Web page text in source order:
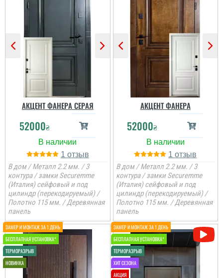
Стільки передивились
варіантів вуличних
дверей різних
виробників і саме цей
виробник нам зайшов
більше по ціні та якості,
отримували товар новою
поштою. все приїхало
вчано та ціле. Двері ну
просто тов...
АКЦЕНТ ФАНЕРА СЕРАЯ
52000₴
1
В дом / Металл 2.2 мм. / 3
контура / замки Securemme
(Италия) сейфовый и под
цилиндр (перекодируемый) /
Полотно 115 мм. / Деревянная
панель
АКЦЕНТ ФАНЕРА
52000₴
1
В дом / Металл 2.2 мм. / 3
контура / замки Securemme
(Италия) сейфовый и под
цилиндр (перекодируемый) /
Полотно 115 мм. / Деревянная
панель